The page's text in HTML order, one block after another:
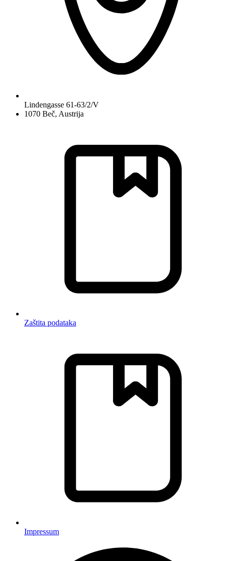
Lindengasse 61-63/2/V
1070 Beč, Austrija
Zaštita podataka
Impressum